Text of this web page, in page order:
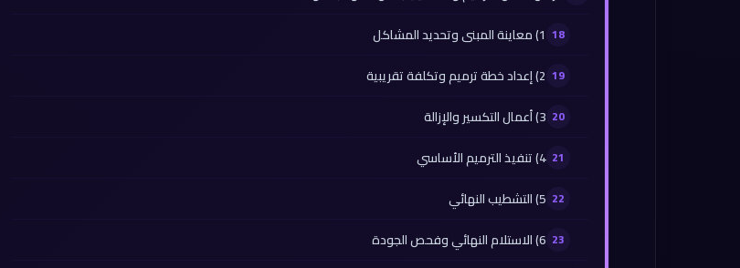
1) معاينة المبنى وتحديد المشاكل
2) إعداد خطة ترميم وتكلفة تقريبية
3) أعمال التكسير والإزالة
4) تنفيذ الترميم الأساسي
5) التشطيب النهائي
6) الاستلام النهائي وفحص الجودة